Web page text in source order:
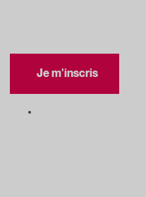
Je m'inscris